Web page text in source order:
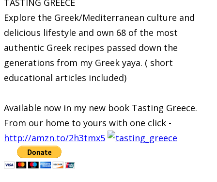
Explore the Greek/Mediterranean culture and
delicious lifestyle and own 68 of the most
authentic Greek recipes passed down the
generations from my Greek yaya. ( short
educational articles included)
Available now in my new book Tasting Greece.
From our home to yours with one click -
http://amzn.to/2h3tmx5